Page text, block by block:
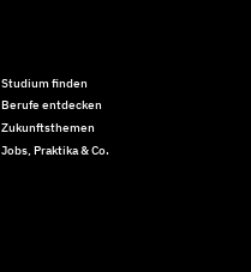
Studium finden
Berufe entdecken
Zukunftsthemen
Jobs, Praktika & Co.